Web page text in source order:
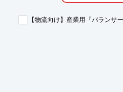
・異なる高さのコンベヤ間の移載
【物流向け】産業用『バランサ